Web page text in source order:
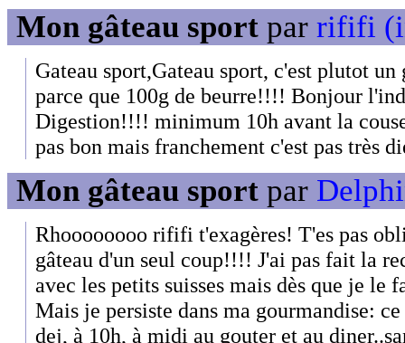
Mon gâteau sport par rififi
Gateau sport,Gateau sport, c'est plutot un
parce que 100g de beurre!!!! Bonjour
Digestion!!!! minimum 10h avant la
pas bon mais franchement c'est pas très
Mon gâteau sport par
Rhoooooooo rififi t'exagères! T'es pas
gâteau d'un seul coup!!!! J'ai pas fait la
avec les petits suisses mais dès que je le
Mais je persiste dans ma gourmandise:
dej, à 10h, à midi au gouter et au